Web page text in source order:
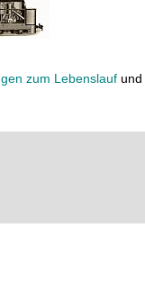
zum Lebenslauf und